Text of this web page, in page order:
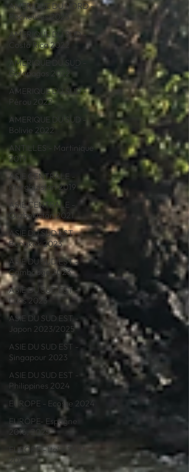
AMERIQUE DU NORD -
Rocheuses 2025
AMERIQUE DU SUD -
Costa Rica 2022
AMERIQUE DU SUD -
Galapagos 2022
AMERIQUE DU SUD -
Pérou 2022
AMERIQUE DU SUD -
Bolivie 2022
ANTILLES - Martinique
2019
ASIE CENTRALE -
Khirghizistan 2019
ASIE CENTRALE -
Ouzbekistan 2021
ASIE DU SUD EST -
Bangkok 2023
ASIE DU SUD EST -
Cambodge 2023
ASIE DU SUD EST -
Laos 2023
ASIE DU SUD EST -
Japon 2023/2025
ASIE DU SUD EST -
Singapour 2023
ASIE DU SUD EST -
Philippines 2024
EUROPE - Ecosse 2024
EUROPE- Espagne
2016, 2025
EUROPE - Italie 2021,
2025